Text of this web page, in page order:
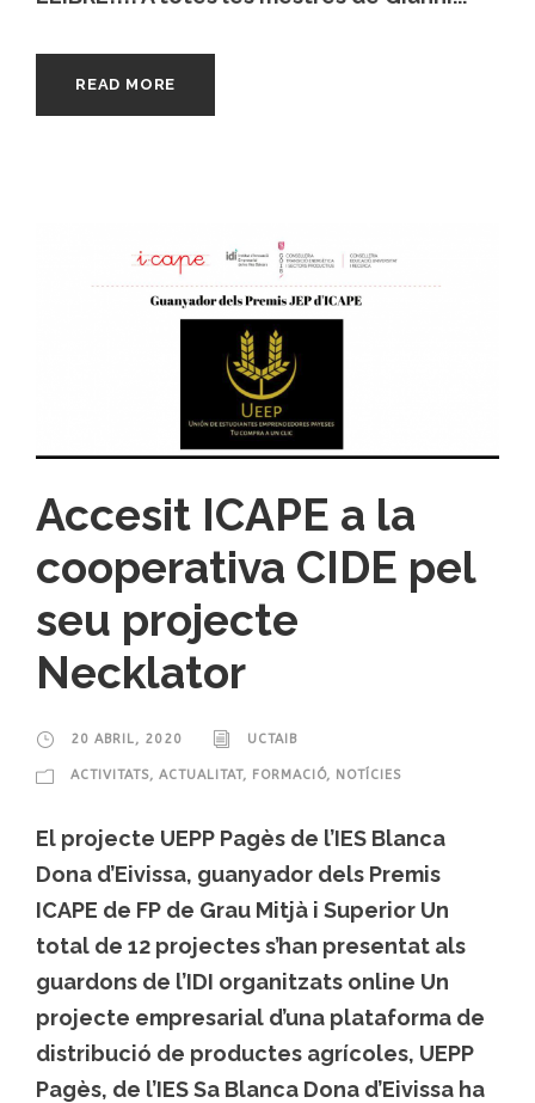
READ MORE
Accesit ICAPE a la
cooperativa CIDE pel
seu projecte
Necklator
20 ABRIL, 2020 UCTAIB
ACTIVITATS, ACTUALITAT, FORMACIÓ, NOTÍCIES
El projecte UEPP Pagès de l’IES Blanca
Dona d’Eivissa, guanyador dels Premis
ICAPE de FP de Grau Mitjà i Superior Un
total de 12 projectes s’han presentat als
guardons de l’IDI organitzats online Un
projecte empresarial d’una plataforma de
distribució de productes agrícoles, UEPP
Pagès, de l’IES Sa Blanca Dona d’Eivissa ha